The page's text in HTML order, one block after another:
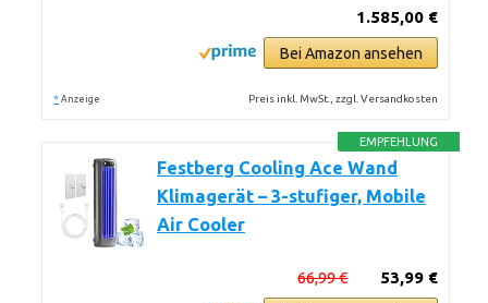
1.585,00 €
Bei Amazon ansehen
* Anzeige Preis inkl. MwSt., zzgl. Versandkosten
EMPFEHLUNG
Festberg Cooling Ace Wand
Klimagerät – 3-stufiger, Mobile
Air Cooler
53,99 €
66,99 €